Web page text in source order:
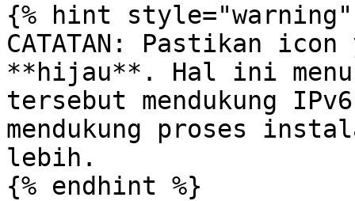
{% hint style="warning"
CATATAN: Pastikan
**hijau**. Hal ini
tersebut mendukung
mendukung proses
lebih.
{% endhint %}